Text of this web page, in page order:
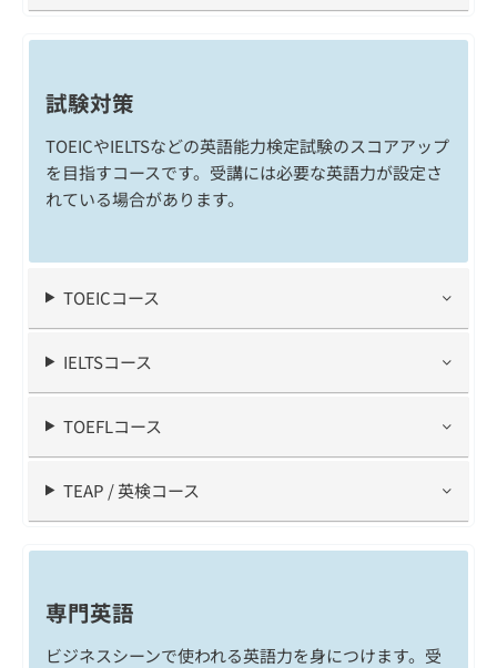
試験対策
TOEICやIELTSなどの英語能力検定試験のスコアアップ
を目指すコースです。受講には必要な英語力が設定さ
れている場合があります。
TOEICコース
IELTSコース
TOEFLコース
TEAP / 英検コース
専門英語
ビジネスシーンで使われる英語力を身につけます。受